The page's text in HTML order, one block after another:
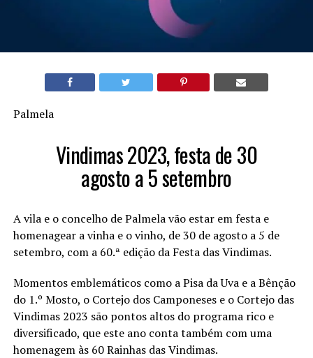
Palmela
Vindimas 2023, festa de 30
agosto a 5 setembro
A vila e o concelho de Palmela vão estar em festa e
homenagear a vinha e o vinho, de 30 de agosto a 5 de
setembro, com a 60.ª edição da Festa das Vindimas.
Momentos emblemáticos como a Pisa da Uva e a Bênção
do 1.º Mosto, o Cortejo dos Camponeses e o Cortejo das
Vindimas 2023 são pontos altos do programa rico e
diversificado, que este ano conta também com uma
homenagem às 60 Rainhas das Vindimas.